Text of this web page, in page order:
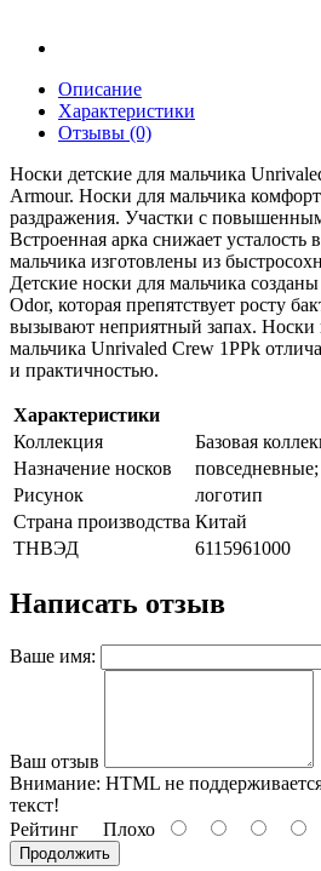
Описание
Характеристики
Отзывы (0)
Носки детские для мальчика
Armour. Носки для мальчика
раздражения. Участки с
Встроенная арка снижает усталость
мальчика изготовлены из
Детские носки для мальчика
Odor, которая препятствует росту
вызывают неприятный запах. Носки
мальчика Unrivaled Crew 1PPk
и практичностью.
Характеристики
Коллекция
Базовая
Назначение носков
повседневные;
Рисунок
логотип
Страна производства Китай
ТНВЭД
6115961000
Написать отзыв
Ваше имя:
Ваш отзыв
Внимание: HTML не
текст!
Рейтинг Плохо
Продолжить